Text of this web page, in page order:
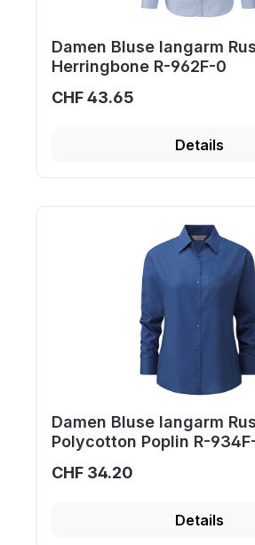
Damen Bluse langarm
Herringbone R-962F-0
CHF 43.65
Details
Damen Bluse langarm
Polycotton Poplin R-
CHF 34.20
Details